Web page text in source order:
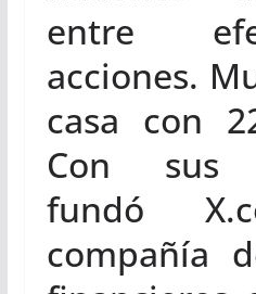
entre
acciones.
casa con
Con sus
fundó
compañía